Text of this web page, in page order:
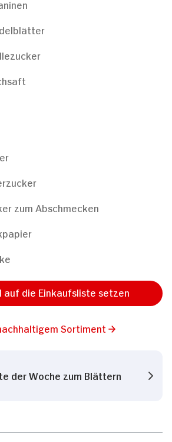
zum Abschmecken
auf die Einkaufsliste setzen
Sortiment
der Woche zum Blättern